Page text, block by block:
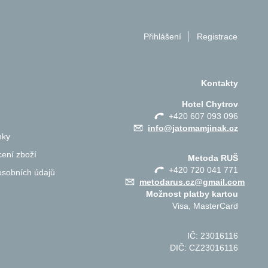
Přihlášení Registrace
zboží
údajů
Kontakty
Hotel Chytrov
+420 607 093 096
info@jatomamjinak.cz
Metoda RUŠ
+420 720 041 771
metodarus.cz@gmail.com
Možnost platby kartou
Visa, MasterCard
IČ: 23016116
DIČ: CZ23016116